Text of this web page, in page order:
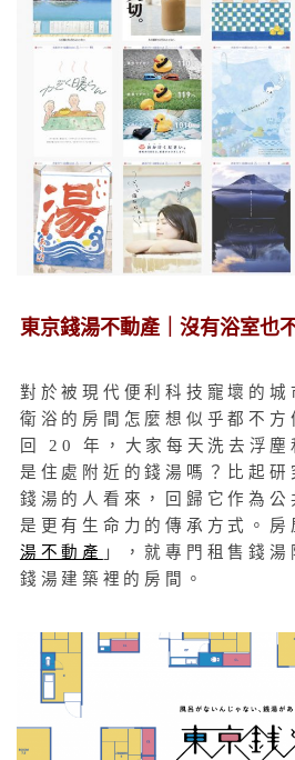
東京錢湯不動產｜沒有浴室也
對於被現代便利科技寵壞的城
衛浴的房間怎麼想似乎都不方
回 20 年，大家每天洗去浮塵
是住處附近的錢湯嗎？比起研
錢湯的人看來，回歸它作為公
是更有生命力的傳承方式。房
湯不動產 」，就專門租售錢
錢湯建築裡的房間。